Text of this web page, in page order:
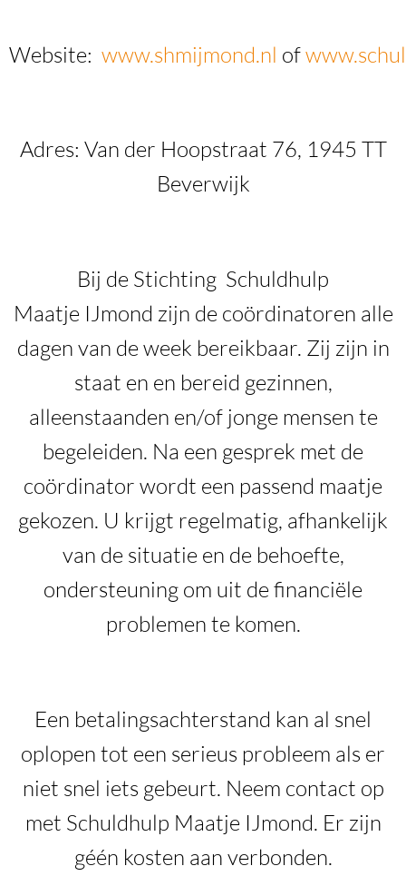
Website: www.shmijmond.nl of
Adres: Van der Hoopstraat 76, 1945 TT
Beverwijk
Bij de Stichting Schuldhulp
Maatje IJmond zijn de coördinatoren alle
dagen van de week bereikbaar. Zij zijn in
staat en en bereid gezinnen,
alleenstaanden en/of jonge mensen te
begeleiden. Na een gesprek met de
coördinator wordt een passend maatje
gekozen. U krijgt regelmatig, afhankelijk
van de situatie en de behoefte,
ondersteuning om uit de financiële
problemen te komen.
Een betalingsachterstand kan al snel
oplopen tot een serieus probleem als er
niet snel iets gebeurt. Neem contact op
met Schuldhulp Maatje IJmond. Er zijn
géén kosten aan verbonden.